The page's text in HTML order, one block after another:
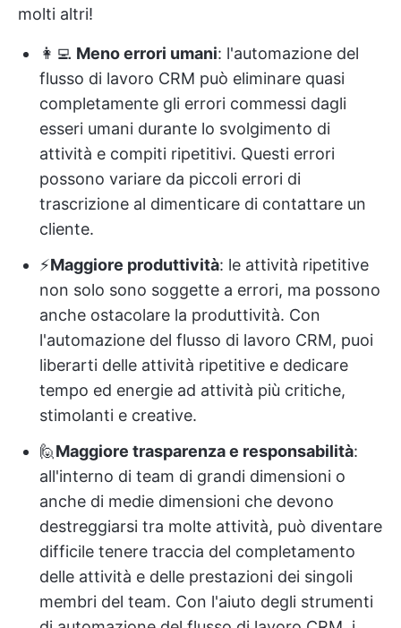
molti altri!
👩‍💻 Meno errori umani: l'automazione del
flusso di lavoro CRM può eliminare quasi
completamente gli errori commessi dagli
esseri umani durante lo svolgimento di
attività e compiti ripetitivi. Questi errori
possono variare da piccoli errori di
trascrizione al dimenticare di contattare un
cliente.
⚡️Maggiore produttività: le attività ripetitive
non solo sono soggette a errori, ma possono
anche ostacolare la produttività. Con
l'automazione del flusso di lavoro CRM, puoi
liberarti delle attività ripetitive e dedicare
tempo ed energie ad attività più critiche,
stimolanti e creative.
🙋Maggiore trasparenza e responsabilità:
all'interno di team di grandi dimensioni o
anche di medie dimensioni che devono
destreggiarsi tra molte attività, può diventare
difficile tenere traccia del completamento
delle attività e delle prestazioni dei singoli
membri del team. Con l'aiuto degli strumenti